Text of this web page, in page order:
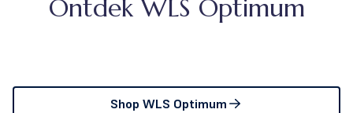
Ontdek WLS Optimum
Shop WLS Optimum